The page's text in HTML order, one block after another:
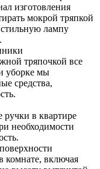
изготовления
мокрой тряпкой
лампу
тряпочкой все
уборке мы
средства,
ручки в квартире
необходимости
комнате, включая